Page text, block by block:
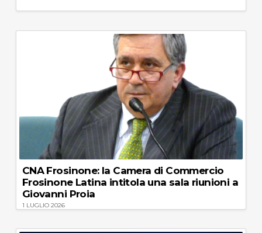
CNA Frosinone: la Camera di Commercio
Frosinone Latina intitola una sala riunioni a
Giovanni Proia
1 LUGLIO 2026